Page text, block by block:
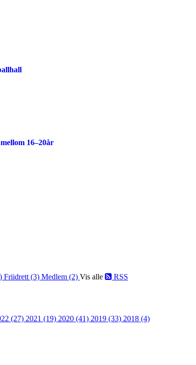
16–20år
Friidrett (3) Medlem (2) Vis alle RSS
(27) 2021 (19) 2020 (41) 2019 (33) 2018 (4)